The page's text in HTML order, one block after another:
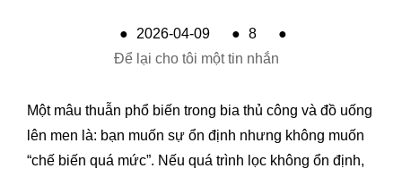
● 2026-04-09 ● 8
●
Để lại cho tôi một tin nhắn
Một mâu thuẫn phổ biến trong bia thủ công và đồ uống
lên men là: bạn muốn sự ổn định nhưng không muốn
“chế biến quá mức”. Nếu quá trình lọc không ổn định,